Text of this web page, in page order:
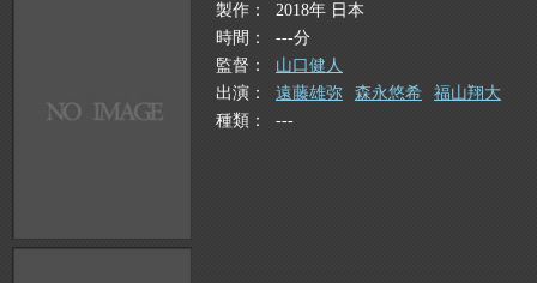
製作
2018年 日本
時間
---分
監督
山口健人
出演
遠藤雄弥 森永悠希
福山翔大
種類
---